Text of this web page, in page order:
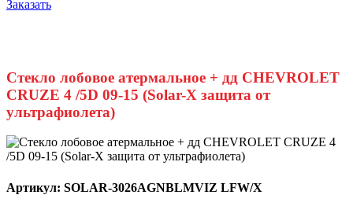
Заказать
Стекло лобовое атермальное + дд CHEVROLET
CRUZE 4 /5D 09-15 (Solar-X защита от
ультрафиолета)
Артикул: SOLAR-3026AGNBLMVIZ LFW/X